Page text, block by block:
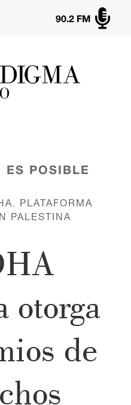

90.2 FM
ES POSIBLE
, PLATAFORMA
PALESTINA
otorga
de